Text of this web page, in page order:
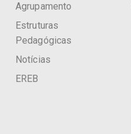
Agrupamento
Estruturas
Pedagógicas
Notícias
EREB